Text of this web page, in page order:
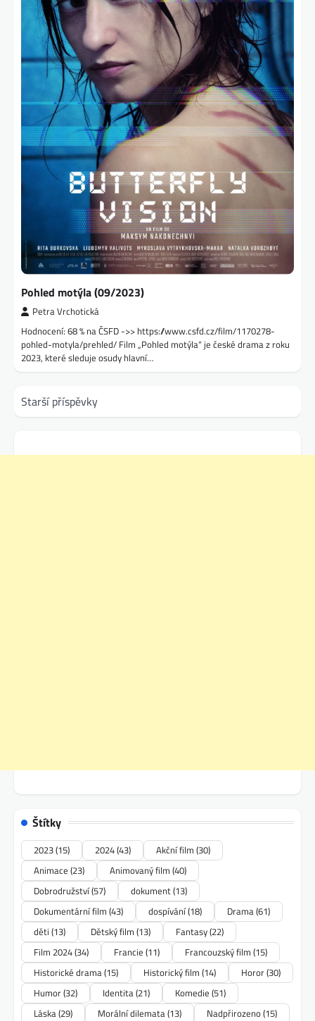
Pohled motýla (09/2023)
Petra Vrchotická
Hodnocení: 68 % na ČSFD ->> https://www.csfd.cz/film/1170278-
pohled-motyla/prehled/ Film „Pohled motýla“ je české drama z roku
2023, které sleduje osudy hlavní…
Navigace
pro
Starší příspěvky
Štítky
2023(15) 2024(43) Akční film (30)
Animace (23) Animovaný film (40)
Dobrodružství(57) dokument(13)
Dokumentární film (43) dospívání(18) Drama(61)
děti (13) Dětský film (13) Fantasy(22)
Film 2024(34) Francie (11) Francouzský film (15)
Historické drama(15) Historický film (14) Horor(30)
Humor(32) Identita(21) Komedie (51)
Láska(29) Morální dilemata(13) Nadpřirozeno(15)